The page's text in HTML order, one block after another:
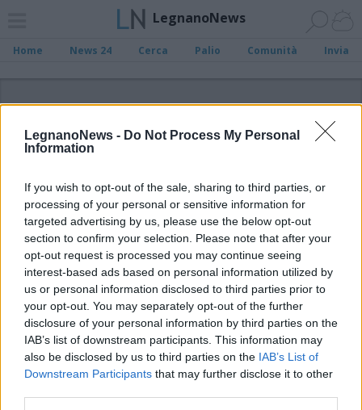
LegnanoNews - Do Not Process My Personal
Information
If you wish to opt-out of the sale, sharing to third parties, or
processing of your personal or sensitive information for
targeted advertising by us, please use the below opt-out
section to confirm your selection. Please note that after your
opt-out request is processed you may continue seeing
interest-based ads based on personal information utilized by
us or personal information disclosed to third parties prior to
your opt-out. You may separately opt-out of the further
disclosure of your personal information by third parties on the
IAB’s list of downstream participants. This information may
also be disclosed by us to third parties on the IAB’s List of
Downstream Participants that may further disclose it to other
LegnanoNews
Home News 24 Cerca Palio Comunità Invia
ADV
Archivio di "I Catanaij"
Filtro per data
Non è stato trovato nessun articolo.
Vai al sito in modalità classica